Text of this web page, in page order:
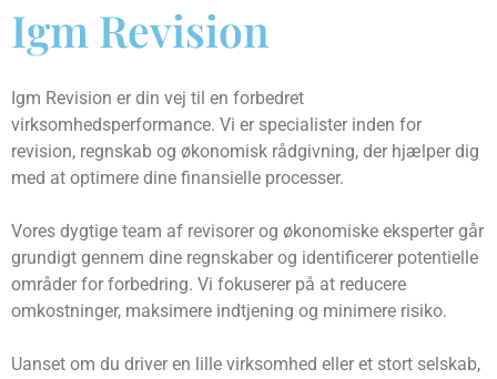
Igm Revision
Igm Revision er din vej til en forbedret
virksomhedsperformance. Vi er specialister inden for
revision, regnskab og økonomisk rådgivning, der hjælper dig
med at optimere dine finansielle processer.
Vores dygtige team af revisorer og økonomiske eksperter går
grundigt gennem dine regnskaber og identificerer potentielle
områder for forbedring. Vi fokuserer på at reducere
omkostninger, maksimere indtjening og minimere risiko.
Uanset om du driver en lille virksomhed eller et stort selskab,